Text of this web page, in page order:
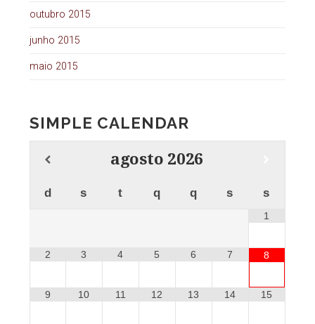
outubro 2015
junho 2015
maio 2015
SIMPLE CALENDAR
agosto 2026
d s t q q s s
1
2 3 4 5 6 7 8
9 10 11 12 13 14 15